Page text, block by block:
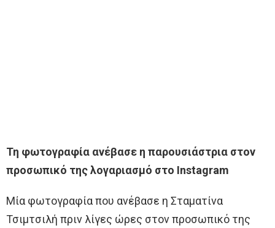
Τη φωτογραφία ανέβασε η παρουσιάστρια στον
προσωπικό της λογαριασμό στο Instagram
Μία φωτογραφία που ανέβασε η Σταματίνα
Τσιμτσιλή πριν λίγες ώρες στον προσωπικό της